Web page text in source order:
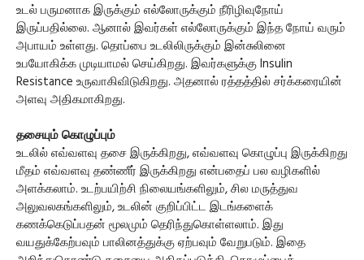
உடல் பருமனாக இருக்கும் எல்லோருக்கும் நீரிழிவுநோய்
இருப்பதில்லை. ஆனால் இவர்கள் எல்லோருக்கும் இந்த நோய் வரும்
அபாயம் உள்ளது. தொப்பை உடலிலிருக்கும் இன்சுலினை
உபயோகிக்க முடியாமல் செய்கிறது. இவர்களுக்கு Insulin
Resistance உருவாகிவிடுகிறது. அதனால் ரத்தத்தில் சர்க்கரையின்
அளவு அதிகமாகிறது.
தசையும் கொழுப்பும்
உடலில் எவ்வளவு தசை இருக்கிறது, எவ்வளவு கொழுப்பு இருக்கிறது
மீதம் எவ்வளவு தண்ணீர் இருக்கிறது என்பதைப் பல வழிகளில்
அளக்கலாம். உடற்பயிற்சி நிலையங்களிலும், சில மருத்துவ
அலுவலகங்களிலும், உடலின் குறிப்பிட்ட இடங்களைக்
கணக்கெடுப்பதன் மூலமும் தெரிந்துகொள்ளலாம். இது
வயதுக்கேற்பவும் பாலினத்துக்கு ஏற்பவும் வேறுபடும். இதை